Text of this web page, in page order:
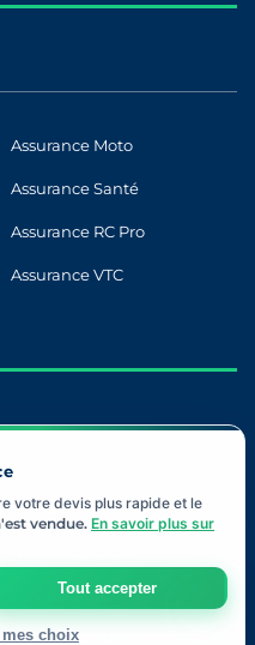
Assurance Moto
Assurance Santé
Assurance RC Pro
Assurance VTC
Contact
Devis Gratuit
Lexique Assurance
votre devis plus rapide et le
vendue. En savoir plus sur
Tout accepter
choix